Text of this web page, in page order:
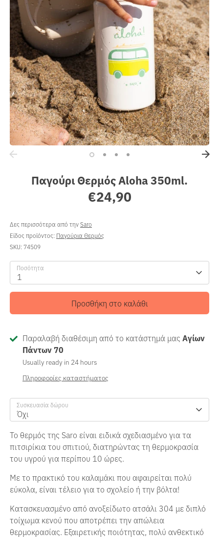
Sales
Παγούρι Θερμός Aloha 350ml.
€24,90
Δες περισσότερα από τηνSaro
Είδος προϊόντος: Παγούρια Θερμός
SKU:74509
Ποσότητα
1
Προσθήκη στο καλάθι
Παραλαβή διαθέσιμη από το κατάστημά μας Αγίων
Πάντων 70
Usually ready in 24 hours
Πληροφορίες καταστήματος
Συσκευασία δώρου
Όχι
Το θερμός της Saro είναι ειδικά σχεδιασμένο για τα
πιτσιρίκια του σπιτιού, διατηρώντας τη θερμοκρασία
του υγρού για περίπου 10 ώρες.
Με το πρακτικό του καλαμάκι που αφαιρείται πολύ
εύκολα, είναι τέλειο για το σχολείο ή την βόλτα!
Κατασκευασμένο από ανοξείδωτο ατσάλι 304 με διπλό
τοίχωμα κενού που αποτρέπει την απώλεια
θερμοκρασίας. Εξαιρετικής ποιότητας, πολύ ανθεκτικό